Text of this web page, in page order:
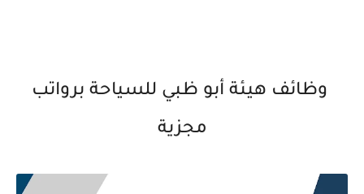
وظائف هيئة أبو ظبي للسياحة برواتب
مجزية